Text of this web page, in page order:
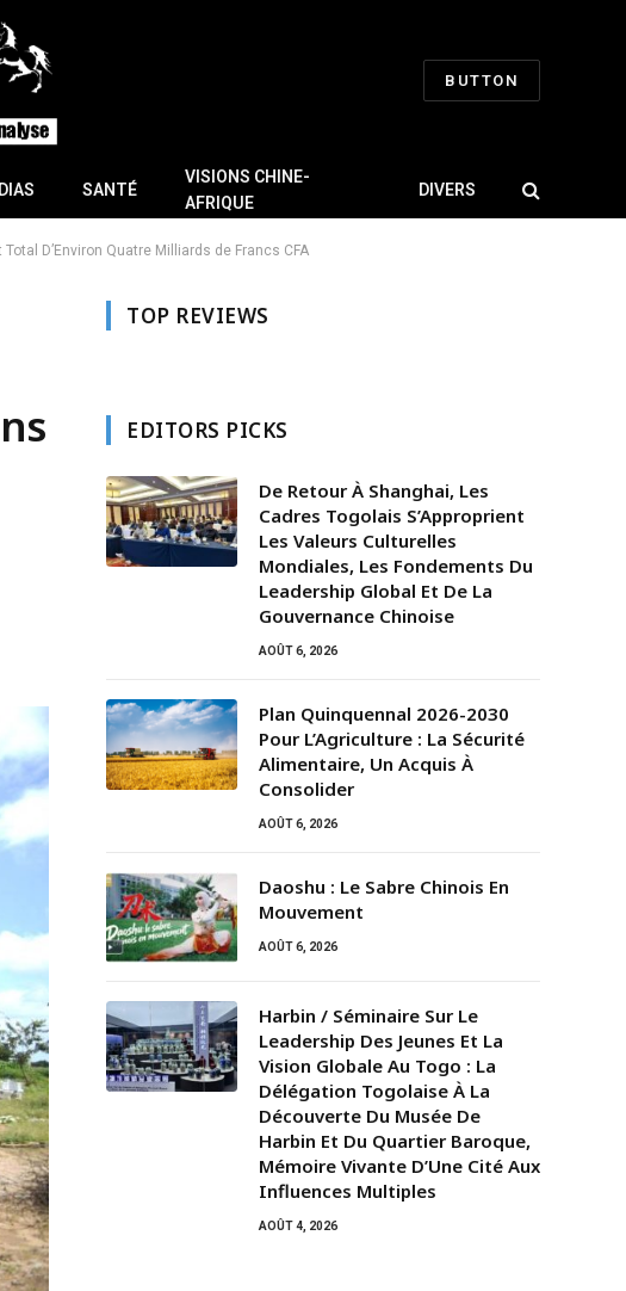
BUTTON
SANTÉ
VISIONS CHINE-
AFRIQUE
DIVERS
D’Environ Quatre Milliards de Francs CFA
TOP REVIEWS
EDITORS PICKS
De Retour À Shanghai, Les
Cadres Togolais S’Approprient
Les Valeurs Culturelles
Mondiales, Les Fondements Du
Leadership Global Et De La
Gouvernance Chinoise
AOÛT 6, 2026
Plan Quinquennal 2026-2030
Pour L’Agriculture : La Sécurité
Alimentaire, Un Acquis À
Consolider
AOÛT 6, 2026
Daoshu : Le Sabre Chinois En
Mouvement
AOÛT 6, 2026
Harbin / Séminaire Sur Le
Leadership Des Jeunes Et La
Vision Globale Au Togo : La
Délégation Togolaise À La
Découverte Du Musée De
Harbin Et Du Quartier Baroque,
Mémoire Vivante D’Une Cité Aux
Influences Multiples
AOÛT 4, 2026